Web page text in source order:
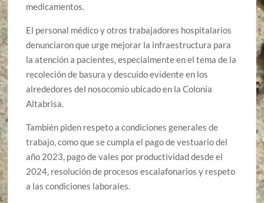
medicamentos.
El personal médico y otros trabajadores hospitalarios
denunciaron que urge mejorar la infraestructura para
la atención a pacientes, especialmente en el tema de la
recoleción de basura y descuido evidente en los
alrededores del nosocomio ubicado en la Colonia
Altabrisa.
También piden respeto a condiciones generales de
trabajo, como que se cumpla el pago de vestuario del
año 2023, pago de vales por productividad desde el
2024, resolución de procesos escalafonarios y respeto
a las condiciones laborales.